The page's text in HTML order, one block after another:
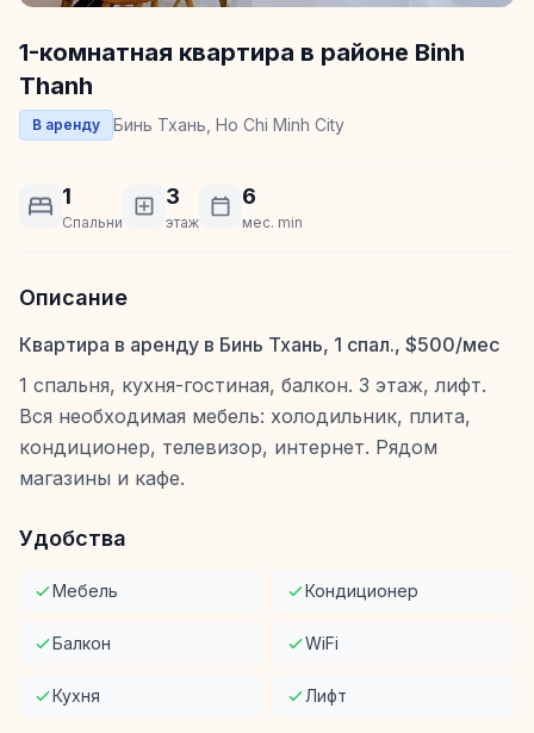
1-комнатная квартира в районе Binh
Thanh
В аренду Бинь Тхань, Ho Chi Minh City
1
Спальни
3
этаж
6
мес. min
Описание
Квартира в аренду в Бинь Тхань, 1 спал., $500/мес
1 спальня, кухня-гостиная, балкон. 3 этаж, лифт.
Вся необходимая мебель: холодильник, плита,
кондиционер, телевизор, интернет. Рядом
магазины и кафе.
Удобства
Мебель Кондиционер
Балкон WiFi
Кухня Лифт